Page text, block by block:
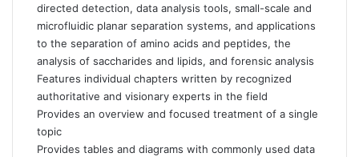
directed detection, data analysis tools, small-scale and
microfluidic planar separation systems, and applications
to the separation of amino acids and peptides, the
analysis of saccharides and lipids, and forensic analysis
Features individual chapters written by recognized
authoritative and visionary experts in the field
Provides an overview and focused treatment of a single
topic
Provides tables and diagrams with commonly used data